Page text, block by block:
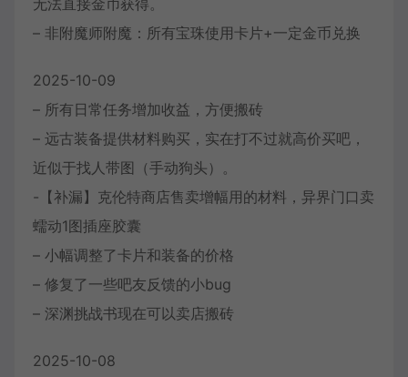
无法直接金币获得。
– 非附魔师附魔：所有宝珠使用卡片+一定金币兑换
2025-10-09
– 所有日常任务增加收益，方便搬砖
– 远古装备提供材料购买，实在打不过就高价买吧，
近似于找人带图（手动狗头）。
-【补漏】克伦特商店售卖增幅用的材料，异界门口卖
蠕动1图插座胶囊
– 小幅调整了卡片和装备的价格
– 修复了一些吧友反馈的小bug
– 深渊挑战书现在可以卖店搬砖
2025-10-08